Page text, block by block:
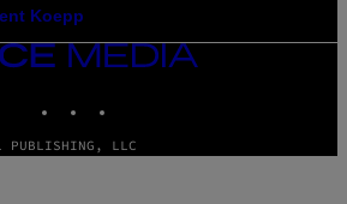
Koepp
LLC